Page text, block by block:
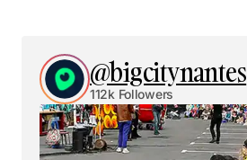
@bigcitynantes
112k Followers